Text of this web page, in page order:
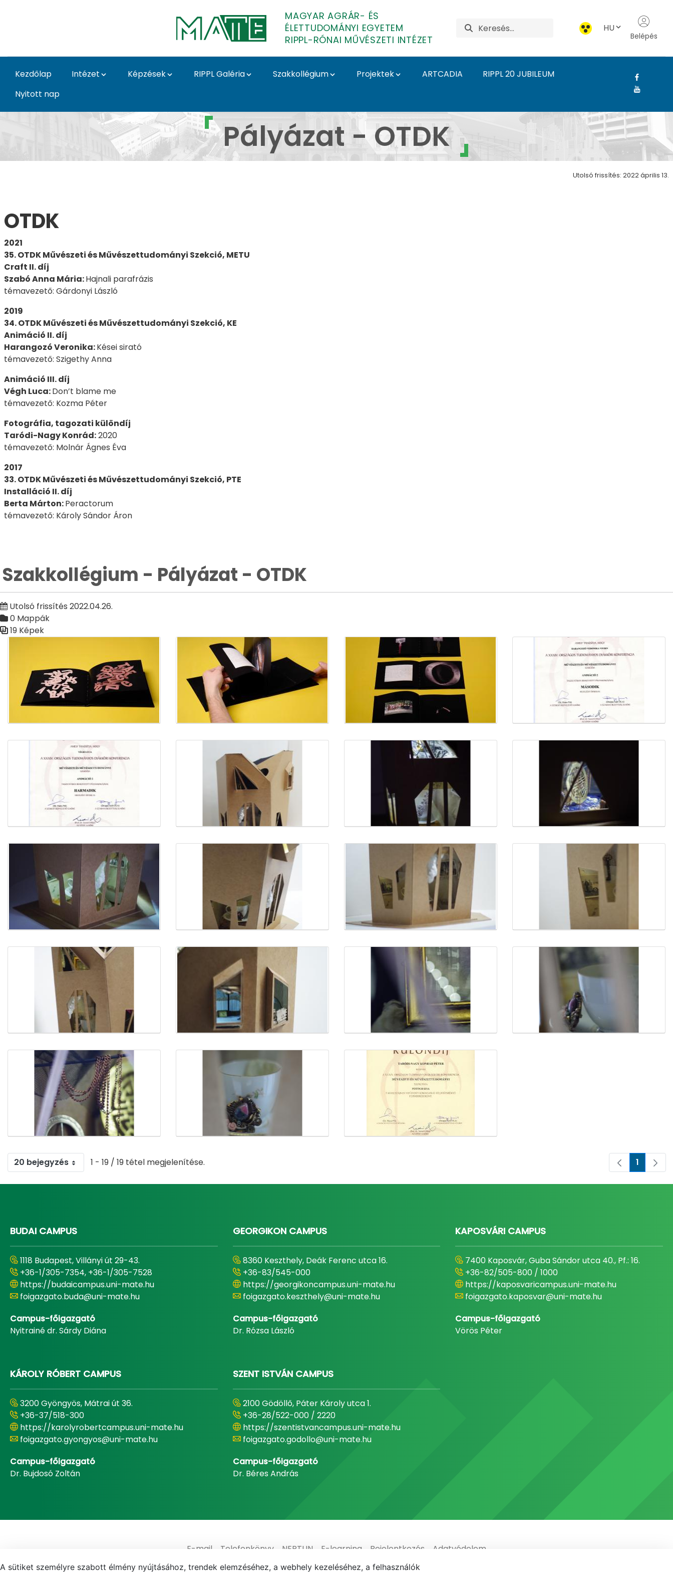
MAGYAR AGRÁR- ÉS
ÉLETTUDOMÁNYI EGYETEM
RIPPL-RÓNAI MŰVÉSZETI INTÉZET
HU
Belépés
Kezdőlap Intézet Képzések RIPPL Galéria Szakkollégium Projektek ARTCADIA
RIPPL 20 JUBILEUM
Nyitott nap
Szakkollégium - Pályázat - OTDK - Szakkollégium - Pályázat -
Pályázat - OTDK
Utolsó frissítés: 2022 április 13.
OTDK
2021
35. OTDK Művészeti és Művészettudományi Szekció, METU
Craft II. díj
Szabó Anna Mária:Hajnali parafrázis
témavezető: Gárdonyi László
2019
34. OTDK Művészeti és Művészettudományi Szekció, KE
Animáció II. díj
Harangozó Veronika:Kései sirató
témavezető: Szigethy Anna
Animáció III. díj
Végh Luca:Don’t blame me
témavezető: Kozma Péter
Fotográfia, tagozati különdíj
Taródi-Nagy Konrád:2020
témavezető: Molnár Ágnes Éva
2017
33. OTDK Művészeti és Művészettudományi Szekció, PTE
Installáció II. díj
Berta Márton:Peractorum
témavezető: Károly Sándor Áron
Szakkollégium - Pályázat - OTDK
Utolsó frissítés 2022.04.26.
0 Mappák
19 Képek
20 bejegyzés 1 - 19 / 19 tétel megjelenítése. Oldal
1
BUDAI CAMPUS
1118 Budapest, Villányi út 29-43.
+36-1/305-7354, +36-1/305-7528
https://budaicampus.uni-mate.hu
foigazgato.buda@uni-mate.hu
Campus-főigazgató
Nyitrainé dr. Sárdy Diána
GEORGIKON CAMPUS
8360 Keszthely, Deák Ferenc utca 16.
+36-83/545-000
https://georgikoncampus.uni-mate.hu
foigazgato.keszthely@uni-mate.hu
Campus-főigazgató
Dr. Rózsa László
KAPOSVÁRI CAMPUS
7400 Kaposvár, Guba Sándor utca 40., Pf.: 16.
+36-82/505-800 / 1000
https://kaposvaricampus.uni-mate.hu
foigazgato.kaposvar@uni-mate.hu
Campus-főigazgató
Vörös Péter
KÁROLY RÓBERT CAMPUS
3200 Gyöngyös, Mátrai út 36.
+36-37/518-300
https://karolyrobertcampus.uni-mate.hu
foigazgato.gyongyos@uni-mate.hu
Campus-főigazgató
Dr. Bujdosó Zoltán
SZENT ISTVÁN CAMPUS
2100 Gödöllő, Páter Károly utca 1.
+36-28/522-000 / 2220
https://szentistvancampus.uni-mate.hu
foigazgato.godollo@uni-mate.hu
Campus-főigazgató
Dr. Béres András
E-mail Telefonkönyv NEPTUN E-learning Bejelentkezés Adatvédelem
A sütiket személyre szabott élmény nyújtásához, trendek elemzéséhez, a webhely kezeléséhez, a felhasználók